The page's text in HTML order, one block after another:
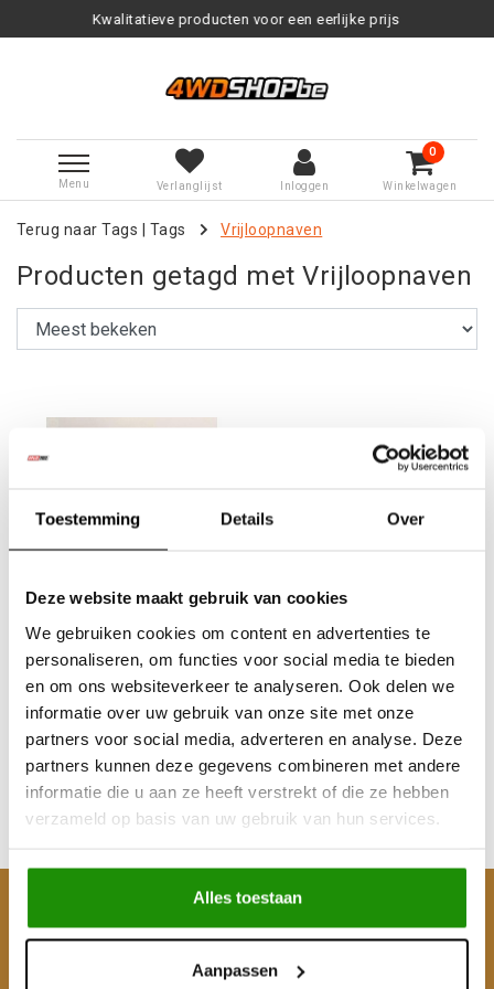
Toestemming Details Over
Deze website maakt gebruik van cookies
We gebruiken cookies om content en advertenties te
personaliseren, om functies voor social media te bieden
en om ons websiteverkeer te analyseren. Ook delen we
informatie over uw gebruik van onze site met onze
partners voor social media, adverteren en analyse. Deze
partners kunnen deze gegevens combineren met andere
informatie die u aan ze heeft verstrekt of die ze hebben
verzameld op basis van uw gebruik van hun services.
Alles toestaan
Aanpassen
Kwalitatieve producten voor een eerlijke prijs
Menu Verlanglijst Inloggen
0
Winkelwagen
Terug naar Tags Tags Vrijloopnaven
Producten getagd met Vrijloopnaven
Nissan Patrol
Y60/Y61/GU4 AVM 745
Xtreme Performance
€226,45
Excl. btw
Incl. btw